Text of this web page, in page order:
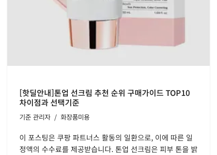
[핫딜안내]톤업 선크림 추천 순위 구매가이드 TOP10
차이점과 선택기준
기준 관리자 화장품미용
이 포스팅은 쿠팡 파트너스 활동의 일환으로, 이에 따른 일
정액의 수수료를 제공받습니다. 톤업 선크림은 피부 톤을 밝